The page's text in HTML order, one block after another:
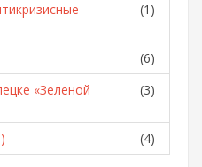
(1)
(6)
«Зеленой
(3)
(4)